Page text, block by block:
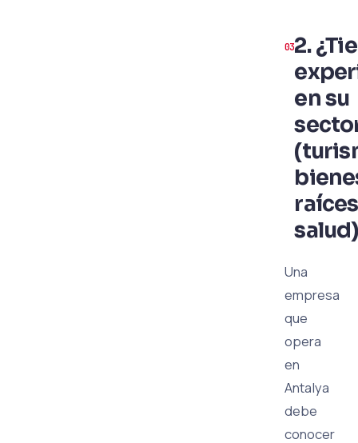
2.
en su
Una
empresa
que
opera
en
Antalya
debe
conocer